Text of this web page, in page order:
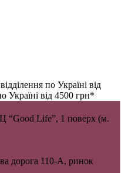
по Україні від
Україні від 4500 грн*
“Good Life”, 1 поверх (м.
дорога 110-А, ринок